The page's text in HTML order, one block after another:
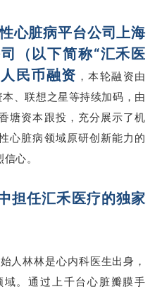
心脏病平台公司上海
（以下简称“汇禾医
民币融资 ，本轮融资由
、联想之星等持续加码，由
塘资本跟投，充分展示了机
心脏病领域原研创新能力的
心。
担任汇禾医疗的独家
人林林是心内科医生出身，
。通过上千台心脏瓣膜手